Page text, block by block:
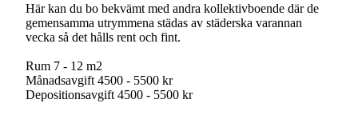
Här kan du bo bekvämt med andra kollektivboende där de
gemensamma utrymmena städas av städerska varannan
vecka så det hålls rent och fint.
Rum 7 - 12 m2
Månadsavgift 4500 - 5500 kr
Depositionsavgift 4500 - 5500 kr